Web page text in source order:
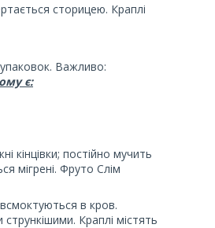
сторицею. Краплі
Важливо:
є:
кінцівки; постійно мучить
мігрені. Фруто Слім
в кров.
Краплі містять